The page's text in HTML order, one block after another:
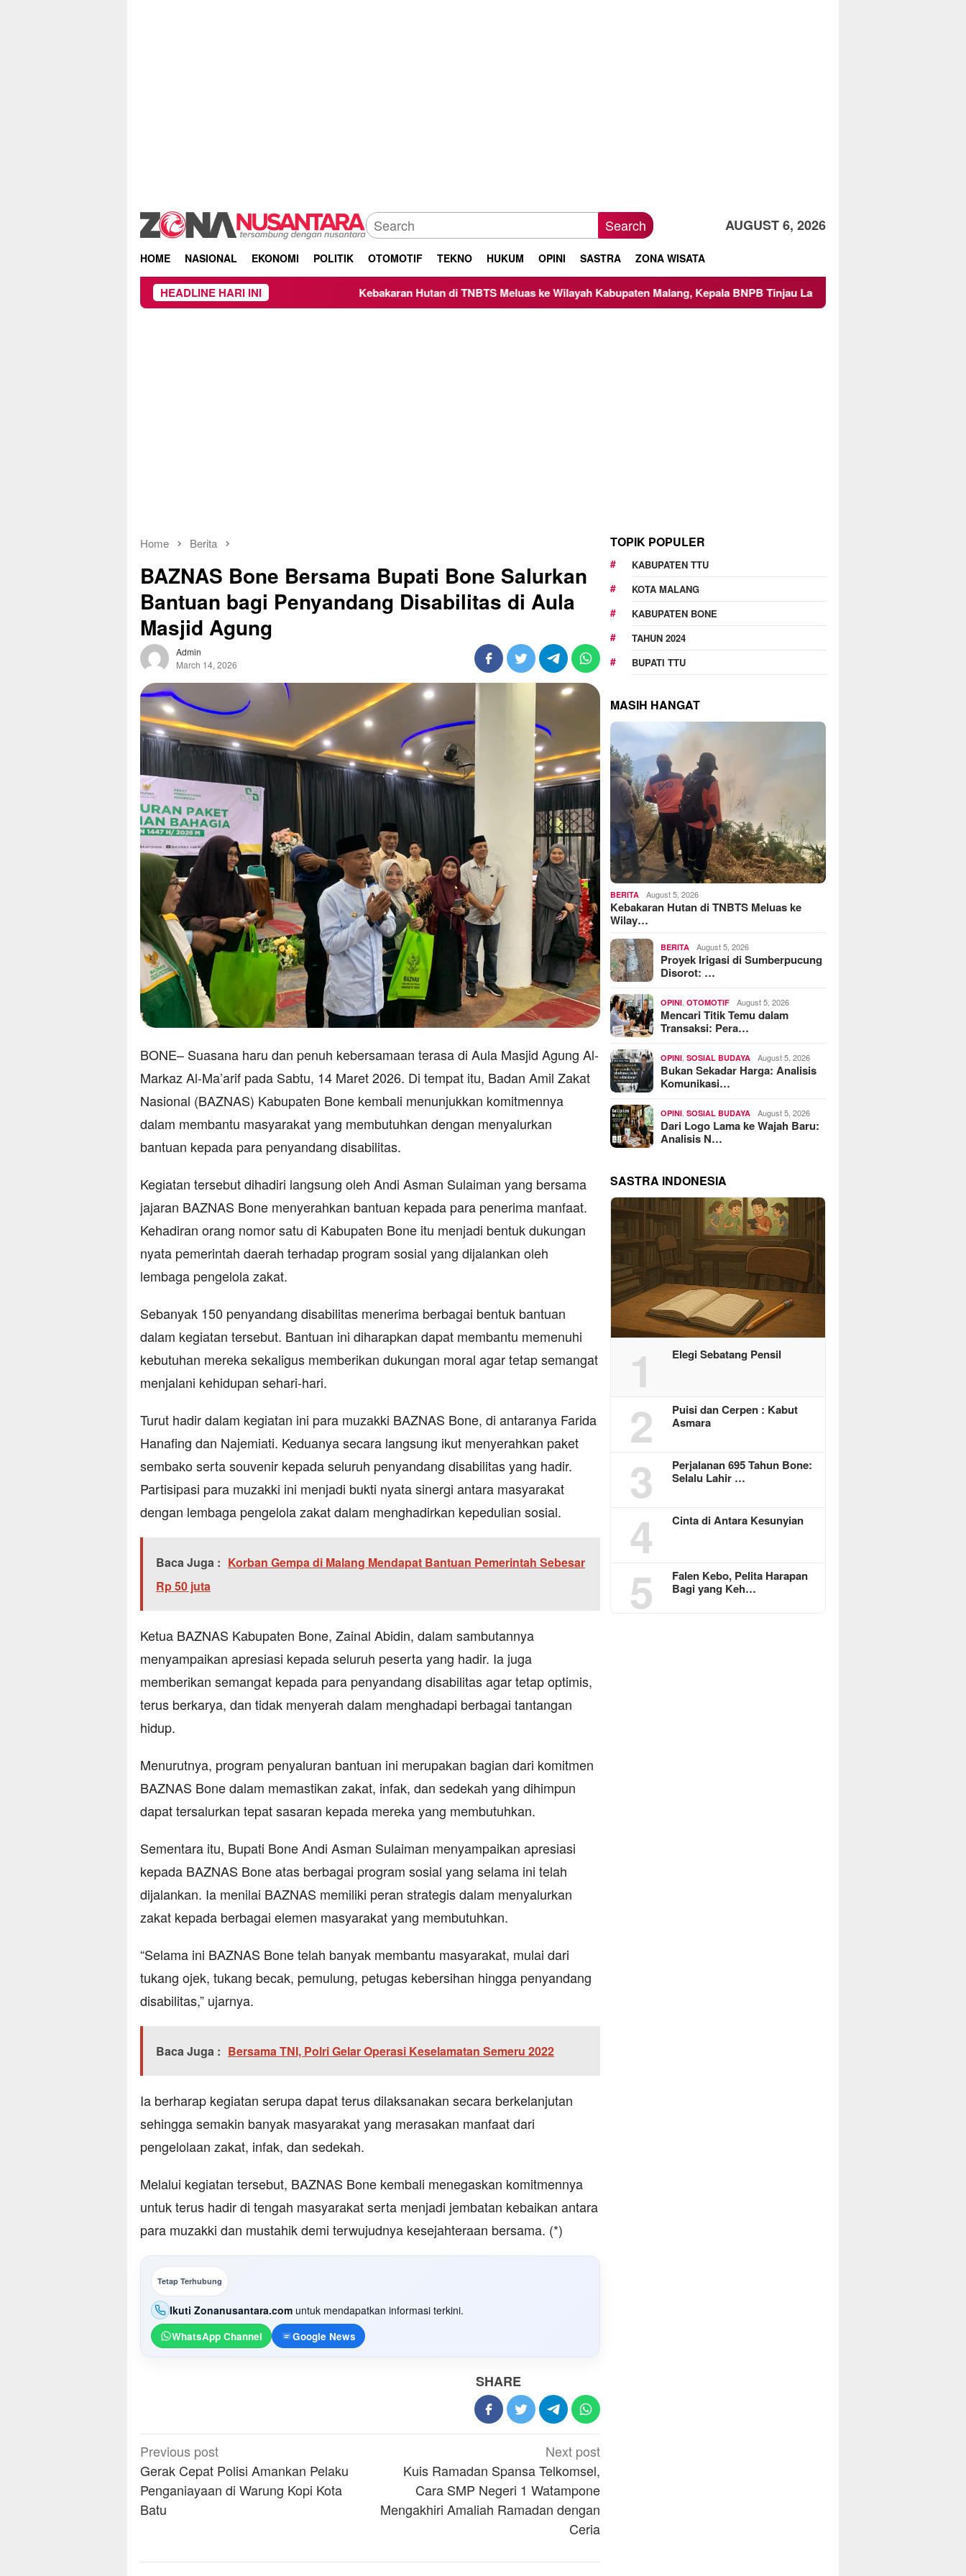
Search AUGUST 6, 2026
HOME NASIONAL EKONOMI POLITIK OTOMOTIF TEKNO HUKUM OPINI SASTRA ZONA WISATA
HEADLINE HARI INI Kebakaran Hutan di TNBTS Meluas ke Wilayah Kabupaten Malang, Kepala BNPB Tinjau Langsung Lokasi
Home Berita
BAZNAS Bone Bersama Bupati Bone Salurkan
Bantuan bagi Penyandang Disabilitas di Aula
Masjid Agung
Admin
March 14, 2026
BONE– Suasana haru dan penuh kebersamaan terasa di Aula Masjid Agung Al-
Markaz Al-Ma’arif pada Sabtu, 14 Maret 2026. Di tempat itu, Badan Amil Zakat
Nasional (BAZNAS) Kabupaten Bone kembali menunjukkan komitmennya
dalam membantu masyarakat yang membutuhkan dengan menyalurkan
bantuan kepada para penyandang disabilitas.
Kegiatan tersebut dihadiri langsung oleh Andi Asman Sulaiman yang bersama
jajaran BAZNAS Bone menyerahkan bantuan kepada para penerima manfaat.
Kehadiran orang nomor satu di Kabupaten Bone itu menjadi bentuk dukungan
nyata pemerintah daerah terhadap program sosial yang dijalankan oleh
lembaga pengelola zakat.
Sebanyak 150 penyandang disabilitas menerima berbagai bentuk bantuan
dalam kegiatan tersebut. Bantuan ini diharapkan dapat membantu memenuhi
kebutuhan mereka sekaligus memberikan dukungan moral agar tetap semangat
menjalani kehidupan sehari-hari.
Turut hadir dalam kegiatan ini para muzakki BAZNAS Bone, di antaranya Farida
Hanafing dan Najemiati. Keduanya secara langsung ikut menyerahkan paket
sembako serta souvenir kepada seluruh penyandang disabilitas yang hadir.
Partisipasi para muzakki ini menjadi bukti nyata sinergi antara masyarakat
dengan lembaga pengelola zakat dalam menghadirkan kepedulian sosial.
Baca Juga : Korban Gempa di Malang Mendapat Bantuan Pemerintah Sebesar
Rp 50 juta
Ketua BAZNAS Kabupaten Bone, Zainal Abidin, dalam sambutannya
menyampaikan apresiasi kepada seluruh peserta yang hadir. Ia juga
memberikan semangat kepada para penyandang disabilitas agar tetap optimis,
terus berkarya, dan tidak menyerah dalam menghadapi berbagai tantangan
hidup.
Menurutnya, program penyaluran bantuan ini merupakan bagian dari komitmen
BAZNAS Bone dalam memastikan zakat, infak, dan sedekah yang dihimpun
dapat tersalurkan tepat sasaran kepada mereka yang membutuhkan.
Sementara itu, Bupati Bone Andi Asman Sulaiman menyampaikan apresiasi
kepada BAZNAS Bone atas berbagai program sosial yang selama ini telah
dijalankan. Ia menilai BAZNAS memiliki peran strategis dalam menyalurkan
zakat kepada berbagai elemen masyarakat yang membutuhkan.
“Selama ini BAZNAS Bone telah banyak membantu masyarakat, mulai dari
tukang ojek, tukang becak, pemulung, petugas kebersihan hingga penyandang
disabilitas,” ujarnya.
Baca Juga : Bersama TNI, Polri Gelar Operasi Keselamatan Semeru 2022
Ia berharap kegiatan serupa dapat terus dilaksanakan secara berkelanjutan
sehingga semakin banyak masyarakat yang merasakan manfaat dari
pengelolaan zakat, infak, dan sedekah.
Melalui kegiatan tersebut, BAZNAS Bone kembali menegaskan komitmennya
untuk terus hadir di tengah masyarakat serta menjadi jembatan kebaikan antara
para muzakki dan mustahik demi terwujudnya kesejahteraan bersama. (*)
Tetap Terhubung
Ikuti Zonanusantara.com untuk mendapatkan informasi terkini.
WhatsApp Channel Google News
SHARE
Post
navigation
Previous post
Gerak Cepat Polisi Amankan Pelaku
Penganiayaan di Warung Kopi Kota
Batu
Next post
Kuis Ramadan Spansa Telkomsel,
Cara SMP Negeri 1 Watampone
Mengakhiri Amaliah Ramadan dengan
Ceria
TOPIK POPULER
KABUPATEN TTU
KOTA MALANG
KABUPATEN BONE
TAHUN 2024
BUPATI TTU
MASIH HANGAT
BERITA August 5, 2026
Kebakaran Hutan di TNBTS Meluas ke
Wilay…
BERITA August 5, 2026
Proyek Irigasi di Sumberpucung
Disorot: …
OPINI ,OTOMOTIF August 5, 2026
Mencari Titik Temu dalam
Transaksi: Pera…
OPINI ,SOSIAL BUDAYA August 5, 2026
Bukan Sekadar Harga: Analisis
Komunikasi…
OPINI ,SOSIAL BUDAYA August 5, 2026
Dari Logo Lama ke Wajah Baru:
Analisis N…
SASTRA INDONESIA
1 Elegi Sebatang Pensil
2
Puisi dan Cerpen : Kabut
Asmara
3
Perjalanan 695 Tahun Bone:
Selalu Lahir …
4 Cinta di Antara Kesunyian
5
Falen Kebo, Pelita Harapan
Bagi yang Keh…